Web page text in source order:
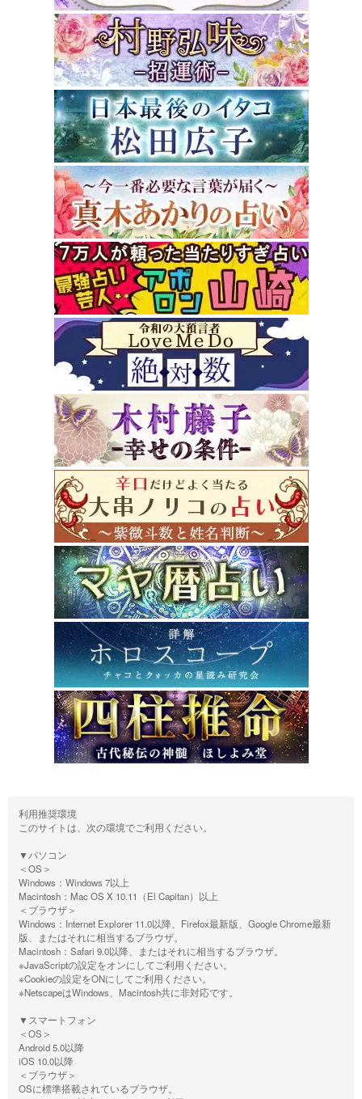
利用推奨環境
このサイトは、次の環境でご利用ください。
▼パソコン
＜OS＞
Windows：Windows 7以上
Macintosh：Mac OS X 10.11（El Capitan）以上
＜ブラウザ＞
Windows：Internet Explorer 11.0以降、Firefox最新版、Google Chrome最新
版、またはそれに相当するブラウザ。
Macintosh：Safari 9.0以降、またはそれに相当するブラウザ。
※JavaScriptの設定をオンにしてご利用ください。
※Cookieの設定をONにしてご利用ください。
※NetscapeはWindows、Macintosh共に非対応です。
▼スマートフォン
＜OS＞
Android 5.0以降
iOS 10.0以降
＜ブラウザ＞
OSに標準搭載されているブラウザ。